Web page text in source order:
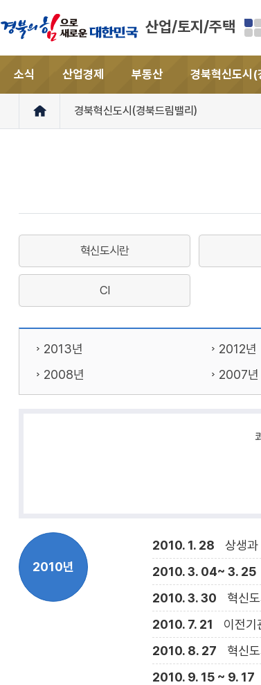
산업/토지/주택
소식 산업경제 부동산 경북혁신도시(
경북혁신도시(경북드림밸리)
혁신도시란
CI
2013년 2012년
2008년
2007년
2010년
2010. 1. 28
상생
2010. 3. 04~ 3. 25
2010. 3. 30
혁신
2010. 7. 21
이전기
2010. 8. 27
혁신
2010. 9. 15 ~ 9. 17